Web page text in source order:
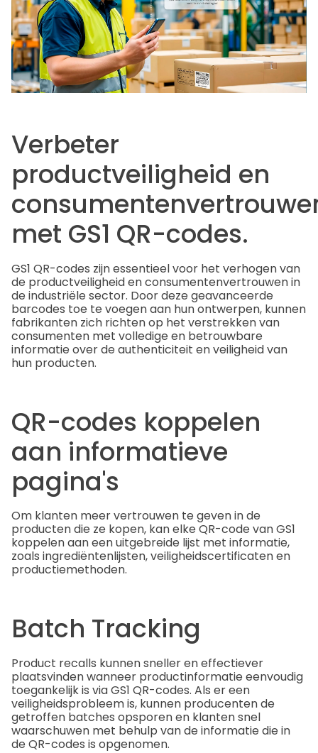
Verbeter
productveiligheid en
met GS1 QR-codes.
GS1 QR-codes zijn essentieel voor het verhogen van
de productveiligheid en consumentenvertrouwen in
de industriële sector. Door deze geavanceerde
barcodes toe te voegen aan hun ontwerpen, kunnen
fabrikanten zich richten op het verstrekken van
consumenten met volledige en betrouwbare
informatie over de authenticiteit en veiligheid van
hun producten.
QR-codes koppelen
aan informatieve
pagina's
Om klanten meer vertrouwen te geven in de
producten die ze kopen, kan elke QR-code van GS1
koppelen aan een uitgebreide lijst met informatie,
zoals ingrediëntenlijsten, veiligheidscertificaten en
productiemethoden.
Batch Tracking
Product recalls kunnen sneller en effectiever
plaatsvinden wanneer productinformatie eenvoudig
toegankelijk is via GS1 QR-codes. Als er een
veiligheidsprobleem is, kunnen producenten de
getroffen batches opsporen en klanten snel
waarschuwen met behulp van de informatie die in
de QR-codes is opgenomen.